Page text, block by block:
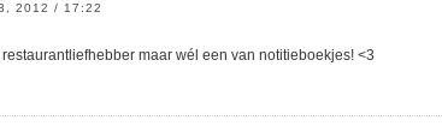
2012 / 17:22
maar wél een van notitieboekjes! <3